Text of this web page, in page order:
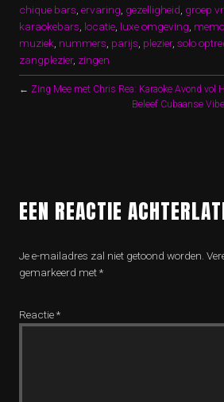
chique bars ervaring gezelligheid groep
karaokebars locatie luxe omgeving
muziek nummers parijs plezier, solo
zangplezier, zingen
← Zing Mee met Chris Rea: Karaoke Avond vol
Beleef Cubaanse
EEN REACTIE
Je e-mailadres zal niet getoond worden.
gemarkeerd met*
Reactie*